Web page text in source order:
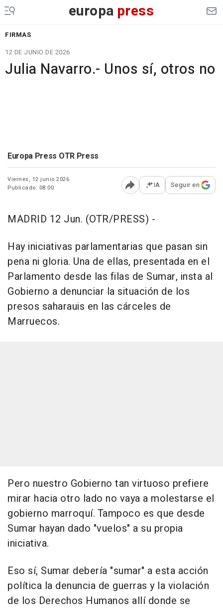
europa press
FIRMAS
12 DE JUNIO DE 2026
Julia Navarro.- Unos sí, otros no
Europa Press OTR Press
Viernes, 12 junio 2026
Publicado: 08:00
Abrir opciones para
IA Seguir en
MADRID 12 Jun. (OTR/PRESS) -
Hay iniciativas parlamentarias que pasan sin
pena ni gloria. Una de ellas, presentada en el
Parlamento desde las filas de Sumar, insta al
Gobierno a denunciar la situación de los
presos saharauis en las cárceles de
Marruecos.
Pero nuestro Gobierno tan virtuoso prefiere
mirar hacia otro lado no vaya a molestarse el
gobierno marroquí. Tampoco es que desde
Sumar hayan dado "vuelos" a su propia
iniciativa.
Eso sí, Sumar debería "sumar" a esta acción
política la denuncia de guerras y la violación
de los Derechos Humanos allí donde se